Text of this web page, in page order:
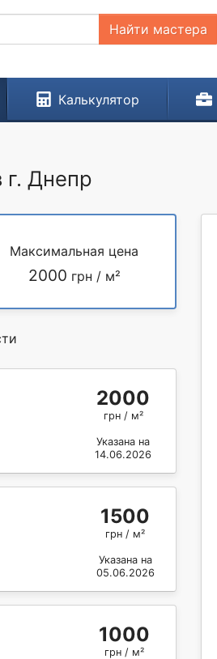
Найти мастера
Калькулятор
г. Днепр
Максимальная цена
2000 грн / м²
2000
грн / м²
Указана на
14.06.2026
1500
грн / м²
Указана на
05.06.2026
1000
грн / м²